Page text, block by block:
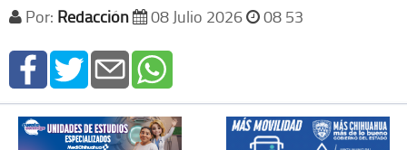
Por: Redacción 08 Julio 2026 08 53